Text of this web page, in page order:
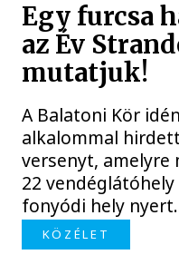
Egy furcsa
az Év
mutatjuk!
A Balatoni Kör
alkalommal
versenyt, amelyre
22
fonyódi hely
KÖZÉLET